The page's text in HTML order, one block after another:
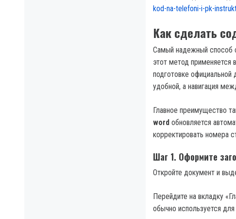
kod-na-telefoni-i-pk-
Как сделать
Самый надежный способ
этот метод применяется
подготовке официальной
удобной, а навигация
Главное преимущество
word обновляется
корректировать номера
Шаг 1. Оформите
Откройте документ и
Перейдите на вкладку
обычно используется